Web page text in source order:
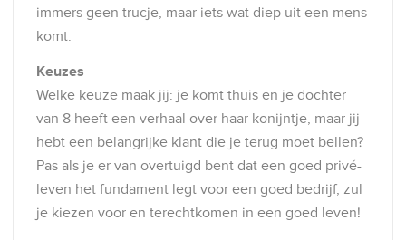
immers geen trucje, maar iets wat diep uit een mens
komt.
Keuzes
Welke keuze maak jij: je komt thuis en je dochter
van 8 heeft een verhaal over haar konijntje, maar jij
hebt een belangrijke klant die je terug moet bellen?
Pas als je er van overtuigd bent dat een goed privé-
leven het fundament legt voor een goed bedrijf, zul
je kiezen voor en terechtkomen in een goed leven!